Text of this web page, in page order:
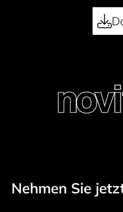
Footer navigation
Nehmen Sie